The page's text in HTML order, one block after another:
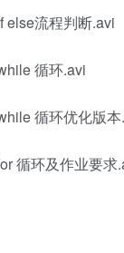
else流程判断.avi
循环.avi
循环优化版
循环及作业要求